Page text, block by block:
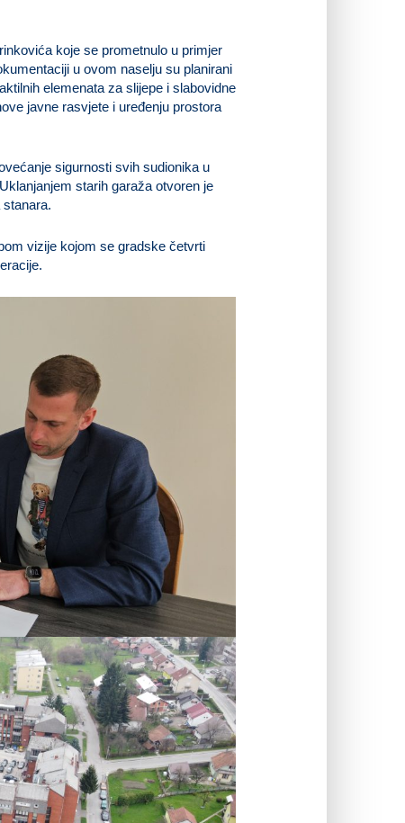
koje se prometnulo u primjer
u ovom naselju su planirani
elemenata za slijepe i slabovidne
javne rasvjete i uređenju prostora
sigurnosti svih sudionika u
starih garaža otvoren je
vizije kojom se gradske četvrti